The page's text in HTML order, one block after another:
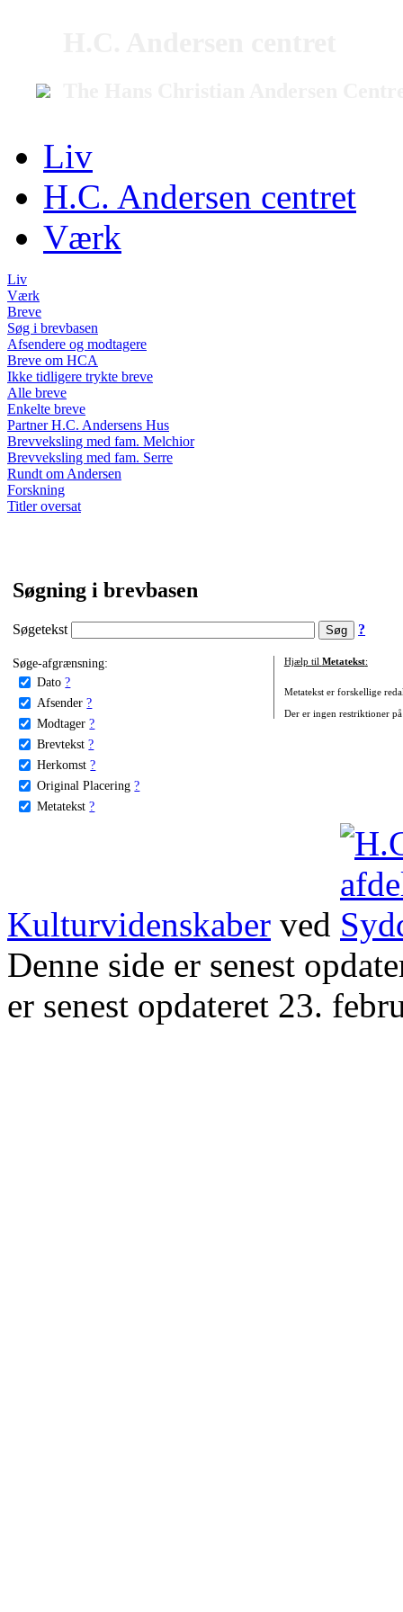
Liv
H.C. Andersen centret
Værk
Liv
Værk
Breve
Søg i brevbasen
Afsendere og modtagere
Breve om HCA
Ikke tidligere trykte breve
Alle breve
Enkelte breve
Partner H.C. Andersens Hus
Brevveksling med fam. Melchior
Brevveksling med fam. Serre
Rundt om Andersen
Forskning
Titler oversat
Søgning i brevbasen
Søgetekst ?
Søge-afgrænsning:
Dato ?
Afsender ?
Modtager ?
Brevtekst ?
Herkomst ?
Original Placering ?
Metatekst ?
Hjælp til Metatekst:
Metatekst er forskellige
Der er ingen restriktioner
Kulturvidenskaber ved
Denne side er senest
er senest opdateret 23.